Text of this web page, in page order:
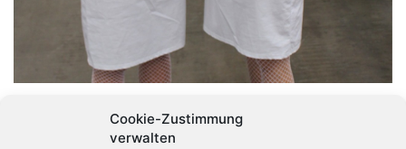
Cookie-Zustimmung
verwalten